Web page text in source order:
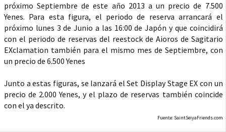
próximo Septiembre de este año 2013 a un precio de 7.500
Yenes. Para esta figura, el periodo de reserva arrancará el
próximo lunes 3 de Junio a las 16:00 de Japón y que coincidirá
con el periodo de reservas del reestock de Aioros de Sagitario
EXclamation también para el mismo mes de Septiembre, con
un precio de 6.500 Yenes
Junto a estas figuras, se lanzará el Set Display Stage EX con un
precio de 2.000 Yenes, y el plazo de reservas también coincide
con el ya descrito.
Fuente: SaintSeiyaFriends.com